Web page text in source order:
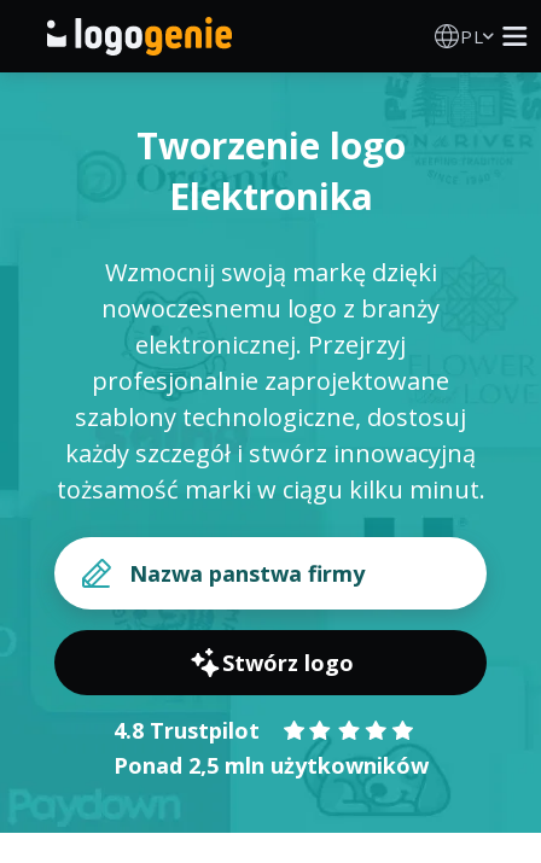
PL
Generator logo AI
Produkty drukowane
Blog
Tworzenie logo
Elektronika
Wzmocnij swoją markę dzięki
nowoczesnemu logo z branży
elektronicznej. Przejrzyj
profesjonalnie zaprojektowane
szablony technologiczne, dostosuj
każdy szczegół i stwórz innowacyjną
tożsamość marki w ciągu kilku minut.
Stwórz logo
4.8 Trustpilot
Ponad 2,5 mln użytkowników